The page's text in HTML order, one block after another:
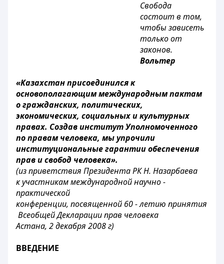
Свобода
состоит в том,
чтобы зависеть
только от
законов.
Вольтер
«Казахстан присоединился к
основополагающим международным пактам
о гражданских, политических,
экономических, социальных и культурных
правах. Создав институт Уполномоченного
по правам человека, мы упрочили
институциональные гарантии обеспечения
прав и свобод человека».
(из приветствия Президента РК Н. Назарбаева
к участникам международной научно -
практической
конференции, посвященной 60 - летию принятия
Всеобщей Декларации прав человека
Астана, 2 декабря 2008 г)
ВВЕДЕНИЕ